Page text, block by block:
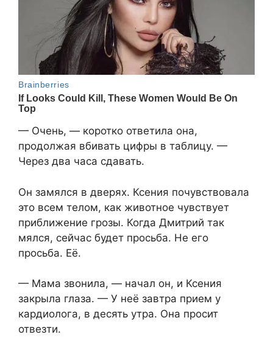
— Очень, — коротко ответила она,
продолжая вбивать цифры в таблицу. —
Через два часа сдавать.
Он замялся в дверях. Ксения почувствовала
это всем телом, как животное чувствует
приближение грозы. Когда Дмитрий так
мялся, сейчас будет просьба. Не его
просьба. Её.
— Мама звонила, — начал он, и Ксения
закрыла глаза. — У неё завтра прием у
кардиолога, в десять утра. Она просит
отвезти.